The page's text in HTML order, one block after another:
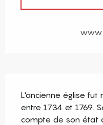
L'ancienne église fut
entre 1734 et 1769.
compte de son état